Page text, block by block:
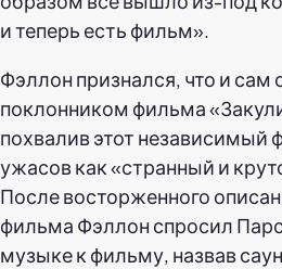
и теперь есть фильм».
Фэллон признался, что и сам
поклонником фильма
похвалив этот независимый
ужасов как «странный и
После восторженного
фильма Фэллон спросил
музыке к фильму, назвав